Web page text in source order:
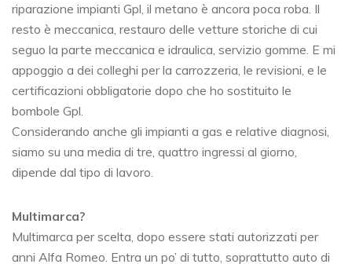
riparazione impianti Gpl, il metano è ancora poca roba. Il
resto è meccanica, restauro delle vetture storiche di cui
seguo la parte meccanica e idraulica, servizio gomme. E mi
appoggio a dei colleghi per la carrozzeria, le revisioni, e le
certificazioni obbligatorie dopo che ho sostituito le
bombole Gpl.
Considerando anche gli impianti a gas e relative diagnosi,
siamo su una media di tre, quattro ingressi al giorno,
dipende dal tipo di lavoro.
Multimarca?
Multimarca per scelta, dopo essere stati autorizzati per
anni Alfa Romeo. Entra un po’ di tutto, soprattutto auto di